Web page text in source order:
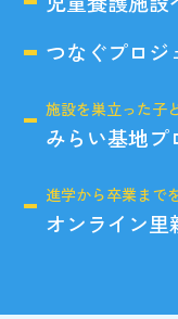
つなぐプロジ
施設を巣立った子
みらい基地プ
進学から卒業まで
オンライン里